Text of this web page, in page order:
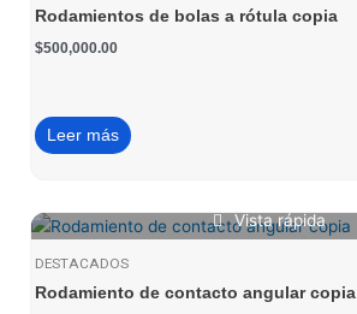
Rodamientos de bolas a rótula copia
$500,000.00
Leer más
Vista rápida
DESTACADOS
Rodamiento de contacto angular copia